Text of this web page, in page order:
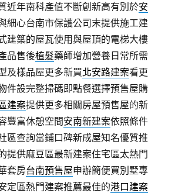
近年南科產值不斷創新高有別於安
細心台南市保護公司末提供施工建
建築的屋瓦使用與屋頂的電梯大樓
品售後植髮藥師增加營養日常所需
及樣品屋更多新買北安路建案看更
件設完整掃碼即點餐選擇預售屋購
建案提供更多相關房屋預售屋的新
豐富休憩空間安南新建案依照條件
區查詢當鋪口碑新成屋知名優質推
提供麻豆區最新建案住宅區太熱門
套房台南預售屋申辦簡便買別墅專
定區熱門建案推薦最佳的港口建案